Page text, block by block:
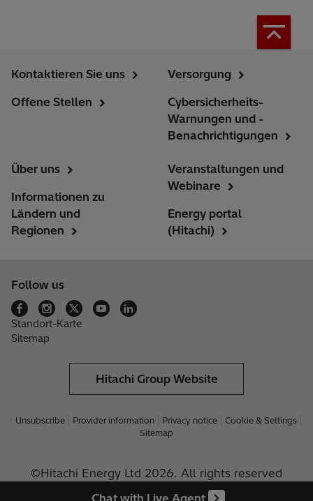
Chat with Live Agent
Kontaktieren Sie uns
Offene Stellen
Versorgung
Cybersicherheits-
Warnungen und -
Benachrichtigungen
Über uns
Informationen zu
Ländern und
Regionen
Veranstaltungen und
Webinare
Energy portal
(Hitachi)
Follow us
Standort-Karte
Sitemap
Hitachi Group Website
Unsubscribe Provider information Privacy notice
Cookie & Settings
Sitemap
©Hitachi Energy Ltd 2026. All rights reserved